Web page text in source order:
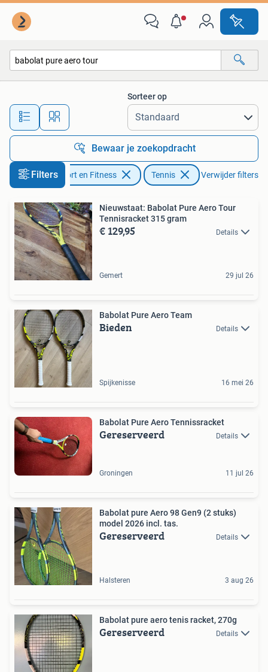
Alle afstanden…
Sorteer op
Bewaar je zoekopdracht
FiltersSport en Fitness Tennis Verwijder filters
Nieuwstaat: Babolat Pure Aero Tour
Tennisracket 315 gram
€ 129,95 Details
Gemert 29 jul 26
Babolat Pure Aero Team
Bieden Details
Spijkenisse 16 mei 26
Babolat Pure Aero Tennissracket
Gereserveerd Details
Groningen 11 jul 26
Babolat pure Aero 98 Gen9 (2 stuks)
model 2026 incl. tas.
Gereserveerd Details
Halsteren 3 aug 26
Babolat pure aero tenis racket, 270g
Gereserveerd Details